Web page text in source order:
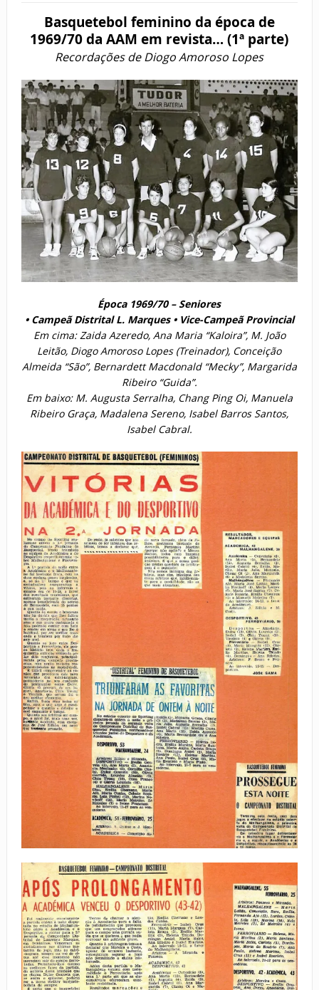
Basquetebol feminino da época de
1969/70 da AAM em revista… (1ª parte)
Recordações de Diogo Amoroso Lopes
Época 1969/70 – Seniores
• Campeã Distrital L. Marques • Vice-Campeã Provincial
Em cima: Zaida Azeredo, Ana Maria “Kaloira”, M. João
Leitão, Diogo Amoroso Lopes (Treinador), Conceição
Almeida “São”, Bernardett Macdonald “Mecky”, Margarida
Ribeiro “Guida”.
Em baixo: M. Augusta Serralha, Chang Ping Oi, Manuela
Ribeiro Graça, Madalena Sereno, Isabel Barros Santos,
Isabel Cabral.